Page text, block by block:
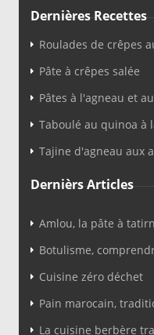
Dernières Recettes
Roulades de crêpes
Pâte à crêpes salée
Pâtes à l'agneau et
Taboulé au quinoa à
Tajine d'agneau aux
Dernièrs Articles
Amlou, la pâte à
Botulisme,
Cuisine zéro déchet
Pain marocain,
La cuisine berbère